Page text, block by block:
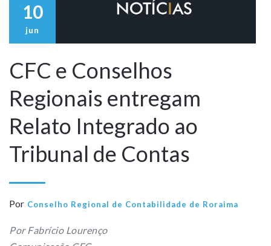
10
jun
CFC e Conselhos
Regionais entregam
Relato Integrado ao
Tribunal de Contas
Por Conselho Regional de Contabilidade de Roraima
Por Fabrício Lourenço